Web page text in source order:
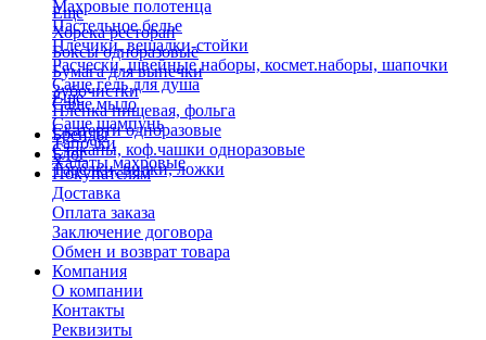
Махровые полотенца
Пастельное белье
Плечики, вешалки-стойки
Расчески, швейные наборы, космет.наборы, шапочки
Саше гель для душа
Саше мыло
Саше шампунь
Тапочки
Халаты махровые
Еще
Хорека ресторан
Боксы одноразовые
Бумага для выпечки
Зубочистки
Пленка пищевая, фольга
Скатерти одноразовые
Стаканы, коф.чашки одноразовые
Тарелки, вилки, ложки
Еще
Бренды
Блог
Покупателям
Доставка
Оплата заказа
Заключение договора
Обмен и возврат товара
Компания
О компании
Контакты
Реквизиты